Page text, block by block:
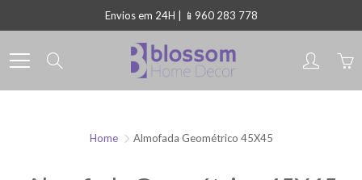
Envios em 24H | 📱960 283 778
Home Almofada Geométrico 45X45